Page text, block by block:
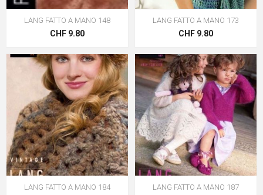
LANG FATTO A MANO 148
CHF 9.80
LANG FATTO A MANO 173
CHF 9.80
LANG FATTO A MANO 184 LANG FATTO A MANO 187